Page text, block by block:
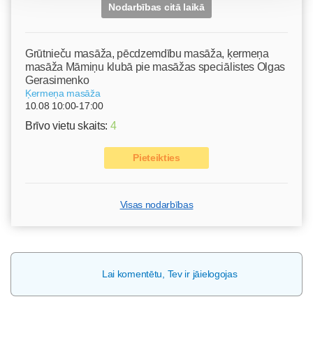
Nodarbības citā laikā
Grūtnieču masāža, pēcdzemdību masāža, ķermeņa
masāža Māmiņu klubā pie masāžas speciālistes Olgas
Gerasimenko
Ķermeņa masāža
10.08 10:00-17:00
Brīvo vietu skaits: 4
Pieteikties
Visas nodarbības
Lai komentētu, Tev ir jāielogojas